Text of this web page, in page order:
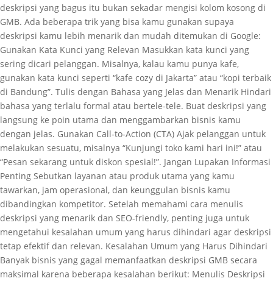
deskripsi yang bagus itu bukan sekadar mengisi kolom kosong di
GMB. Ada beberapa trik yang bisa kamu gunakan supaya
deskripsi kamu lebih menarik dan mudah ditemukan di Google:
Gunakan Kata Kunci yang Relevan Masukkan kata kunci yang
sering dicari pelanggan. Misalnya, kalau kamu punya kafe,
gunakan kata kunci seperti “kafe cozy di Jakarta” atau “kopi terbaik
di Bandung”. Tulis dengan Bahasa yang Jelas dan Menarik Hindari
bahasa yang terlalu formal atau bertele-tele. Buat deskripsi yang
langsung ke poin utama dan menggambarkan bisnis kamu
dengan jelas. Gunakan Call-to-Action (CTA) Ajak pelanggan untuk
melakukan sesuatu, misalnya “Kunjungi toko kami hari ini!” atau
“Pesan sekarang untuk diskon spesial!”. Jangan Lupakan Informasi
Penting Sebutkan layanan atau produk utama yang kamu
tawarkan, jam operasional, dan keunggulan bisnis kamu
dibandingkan kompetitor. Setelah memahami cara menulis
deskripsi yang menarik dan SEO-friendly, penting juga untuk
mengetahui kesalahan umum yang harus dihindari agar deskripsi
tetap efektif dan relevan. Kesalahan Umum yang Harus Dihindari
Banyak bisnis yang gagal memanfaatkan deskripsi GMB secara
maksimal karena beberapa kesalahan berikut: Menulis Deskripsi